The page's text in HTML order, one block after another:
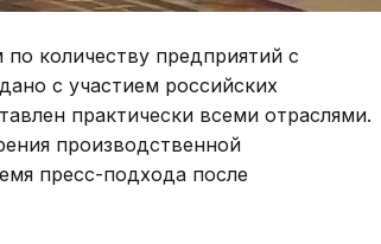
по количеству предприятий с
с участием российских
практически всеми отраслями.
производственной
пресс-подхода после